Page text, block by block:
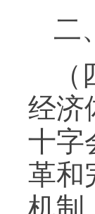
二
经济
十字
革和